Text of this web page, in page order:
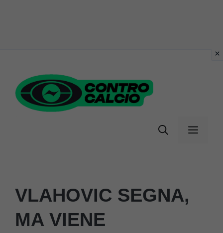
contenuto
Menu
VLAHOVIC SEGNA,
MA VIENE